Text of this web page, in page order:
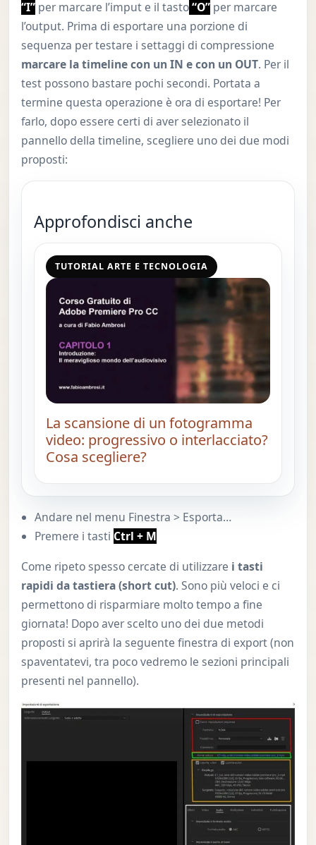
“I”per marcare l’imput e il tasto“O”per marcare
l’output. Prima di esportare una porzione di
sequenza per testare i settaggi di compressione
marcare la timeline con un IN e con un OUT. Per il
test possono bastare pochi secondi. Portata a
termine questa operazione è ora di esportare! Per
farlo, dopo essere certi di aver selezionato il
pannello della timeline, scegliere uno dei due modi
proposti:
Approfondisci anche
TUTORIAL ARTE E TECNOLOGIA
La scansione di un fotogramma
video: progressivo o interlacciato?
Cosa scegliere?
Andare nel menu Finestra > Esporta…
Premere i tasti Ctrl + M
Come ripeto spesso cercate di utilizzare i tasti
rapidi da tastiera (short cut). Sono più veloci e ci
permettono di risparmiare molto tempo a fine
giornata! Dopo aver scelto uno dei due metodi
proposti si aprirà la seguente finestra di export (non
spaventatevi, tra poco vedremo le sezioni principali
presenti nel pannello).